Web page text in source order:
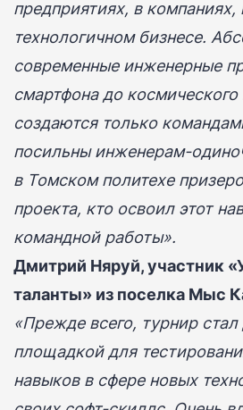
предприятиях, в
технологичном бизнесе.
современные инженерные
смартфона до
создаются только
посильны инженерам-
в Томском политехе
проекта, кто освоил этот
командной работы».
Дмитрий Няруй, участник
таланты» из поселка Мыс
«Прежде всего, турнир
площадкой для
навыков в сфере новых